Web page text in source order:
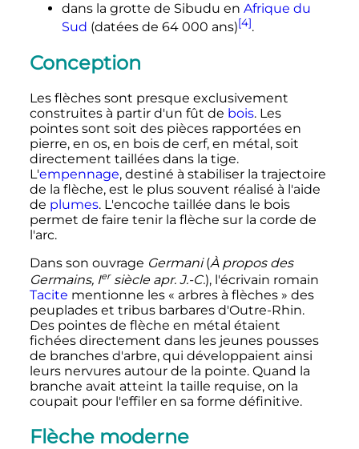
dans la grotte de Sibudu en Afrique du
Sud (datées de 64 000 ans)[4].
Conception
Les flèches sont presque exclusivement
construites à partir d'un fût de bois. Les
pointes sont soit des pièces rapportées en
pierre, en os, en bois de cerf, en métal, soit
directement taillées dans la tige.
L'empennage, destiné à stabiliser la trajectoire
de la flèche, est le plus souvent réalisé à l'aide
de plumes. L'encoche taillée dans le bois
permet de faire tenir la flèche sur la corde de
l'arc.
Dans son ouvrage Germani(À propos des
Germains, Ier siècle apr. J.-C.), l'écrivain romain
Tacite mentionne les « arbres à flèches » des
peuplades et tribus barbares d'Outre-Rhin.
Des pointes de flèche en métal étaient
fichées directement dans les jeunes pousses
de branches d'arbre, qui développaient ainsi
leurs nervures autour de la pointe. Quand la
branche avait atteint la taille requise, on la
coupait pour l'effiler en sa forme définitive.
Flèche moderne